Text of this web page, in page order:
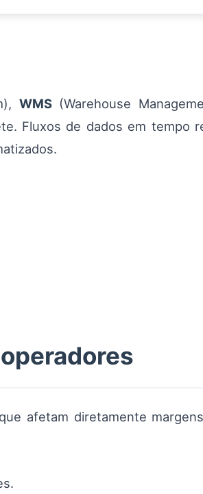
WMS(Warehouse
Fluxos de dados em tempo
afetam diretamente